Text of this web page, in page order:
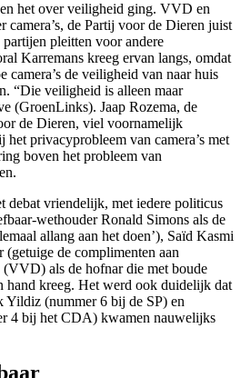
het over veiligheid ging. VVD en
camera’s, de Partij voor de Dieren juist
partijen pleitten voor andere
Karremans kreeg ervan langs, omdat
camera’s de veiligheid van naar huis
“Die veiligheid is alleen maar
(GroenLinks). Jaap Rozema, de
de Dieren, viel voornamelijk
het privacyprobleem van camera’s met
boven het probleem van
debat vriendelijk, met iedere politicus
wethouder Ronald Simons als de
allang aan het doen’), Saïd Kasmi
(getuige de complimenten aan
(VVD) als de hofnar die met boude
hand kreeg. Het werd ook duidelijk dat
Yildiz (nummer 6 bij de SP) en
4 bij het CDA) kwamen nauwelijks